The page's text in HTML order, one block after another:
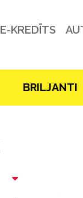
E-KREDĪTS
BRILJANTI